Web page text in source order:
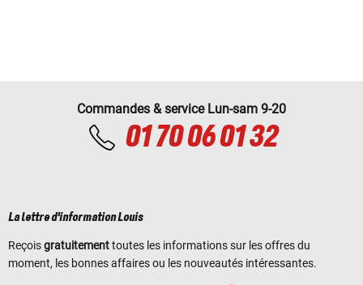
Commandes & service Lun-sam 9-20
01 70 06 01 32
La lettre d'information Louis
Reçoisgratuitementtoutes les informations sur les offres du
moment, les bonnes affaires ou les nouveautés intéressantes.